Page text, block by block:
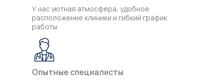
Опытные специалисты
У нас уютная атмосфера, удобное
расположение клиники и гибкий график
работы